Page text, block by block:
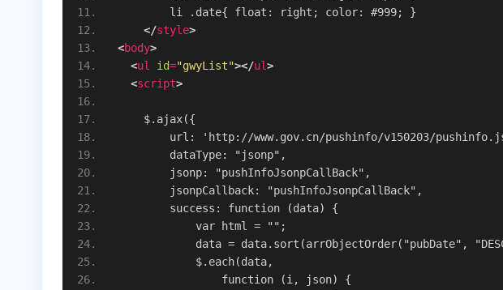
        li .date{ float: right; color: #999; }
</style>
<body>
<ul id="gwyList"></ul>
<script>
    $.ajax({
url: 'http://www.gov.cn/pushinfo/v150203/
        dataType: "jsonp",
        jsonp: "pushInfoJsonpCallBack",
        jsonpCallback: "pushInfoJsonpCallBack",
        success: function (data) {
            var html = "";
data = data.sort(arrObjectOrder("pubDate",
            $.each(data,
                function (i, json) {